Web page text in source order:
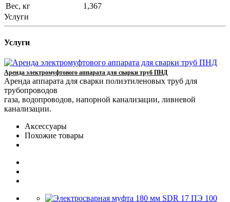
Вес, кг
1,367
Услуги
Услуги
Аренда электромуфтового аппарата для сварки труб ПНД
Аренда аппарата для сварки полиэтиленовых труб для
трубопроводов
газа, водопроводов, напорной канализации, ливневой
канализации.
Аксессуары
Похожие товары